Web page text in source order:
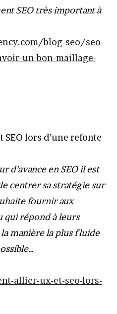
SEO très important à
blog-seo/seo-
un-bon-maillage-
SEO lors d’une refonte
d’avance en SEO il est
centrer sa stratégie sur
fournir aux
qui répond à leurs
manière la plus fluide
allier-ux-et-seo-lors-